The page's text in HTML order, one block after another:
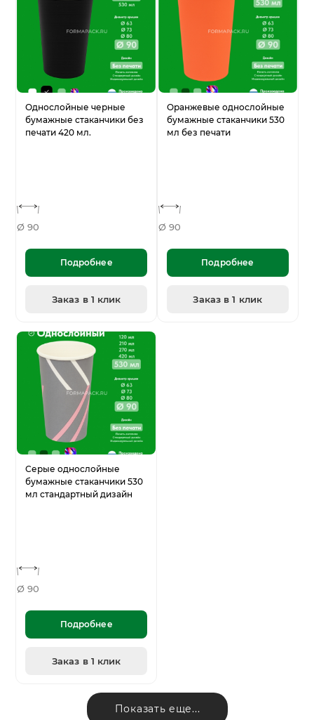
Однослойные черные
бумажные стаканчики без
печати 420 мл.
Ø 90
Подробнее
Заказ в 1 клик
Оранжевые однослойные
бумажные стаканчики 530
мл без печати
Ø 90
Подробнее
Заказ в 1 клик
Серые однослойные
бумажные стаканчики 530
мл стандартный дизайн
Ø 90
Подробнее
Заказ в 1 клик
Показать еще...